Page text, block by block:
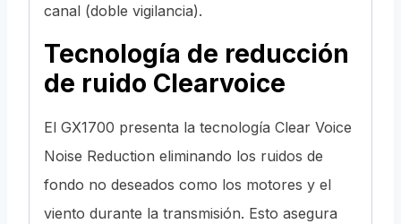
canal (doble vigilancia).
Tecnología de reducción
de ruido Clearvoice
El GX1700 presenta la tecnología Clear Voice
Noise Reduction eliminando los ruidos de
fondo no deseados como los motores y el
viento durante la transmisión. Esto asegura